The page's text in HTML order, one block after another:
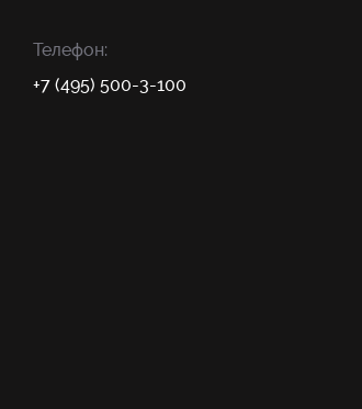
Телефон:
+7 (495) 500-3-100